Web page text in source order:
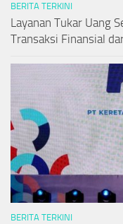
BERITA TERKINI
Layanan Tukar Uang
Transaksi Finansial
BERITA TERKINI